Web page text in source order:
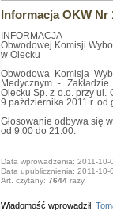
Informacja OKW Nr
INFORMACJA
Obwodowej Komisji
w Olecku
Obwodowa Komisja
Medycznym -
Olecku Sp. z o.o. przy ul.
9 października 2011 r. od
Głosowanie odbywa się
od 9.00 do 21.00.
Data wprowadzenia: 2011-10-
Data upublicznienia: 2011-10-
Art. czytany: 7644razy
Wiadomość wprowadził: